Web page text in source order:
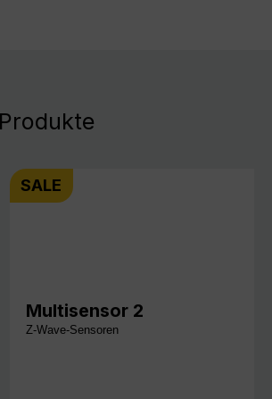
SALE
Multisensor 2
Z-Wave-Sensoren